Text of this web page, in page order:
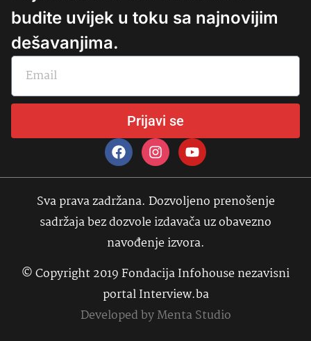
budite uvijek u toku sa najnovijim
dešavanjima.
Prijavi se
Sva prava zadržana. Dozvoljeno prenošenje
sadržaja bez dozvole izdavača uz obavezno
navođenje izvora.
© Copyright 2019 Fondacija Infohouse nezavisni
portal Interview.ba
Developed byMenta Studio